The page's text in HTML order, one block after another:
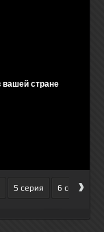
5 серия 6 серия
›